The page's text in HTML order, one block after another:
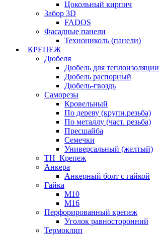
Цокольный кирпич
Забор 3D
FADOS
Фасадные панели
Технониколь (панели)
КРЕПЕЖ
Дюбеля
Дюбель для теплоизоляции
Дюбель распорный
Дюбель-гвоздь
Саморезы
Кровельный
По дереву (крупн.резьба)
По металлу (част. резьба)
Пресшайба
Семечки
Универсальный (желтый)
ТН_Крепеж
Анкера
Анкерный болт с гайкой
Гайка
М10
М16
Перфорированный крепеж
Уголок равносторонний
Термоклип